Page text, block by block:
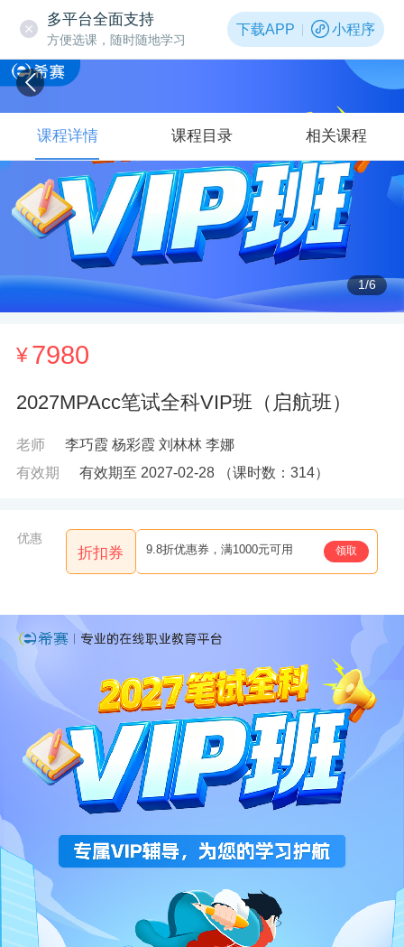
多平台全面支持
方便选课，随时随地学习
下载APP 小程序
1/6
¥7980
2027MPAcc笔试全科VIP班（启航班）
老师 李巧霞 杨彩霞 刘林林 李娜
有效期
有效期至 2027-02-28（课时数： 314）
优惠
折扣券 9.8折优惠券，满1000元可用 领取
课程详情 课程目录 相关课程